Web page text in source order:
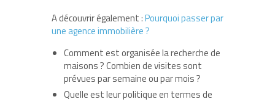
A découvrir également :Pourquoi passer par
une agence immobilière ?
Comment est organisée la recherche de
maisons ? Combien de visites sont
prévues par semaine ou par mois ?
Quelle est leur politique en termes de